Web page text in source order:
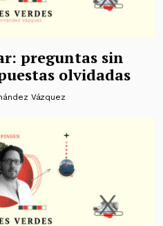
preguntas sin
olvidadas
Vázquez